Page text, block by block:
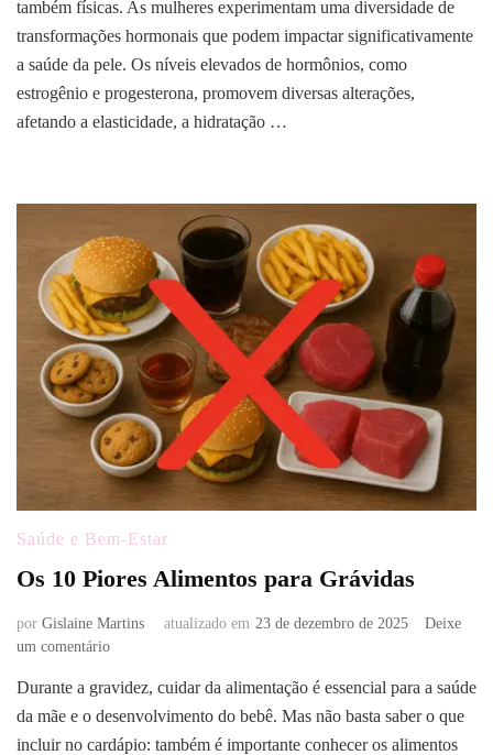
Gravidez:
Como
Prevenir
Estrias
Pele
Saudável
também físicas. As mulheres experimentam uma diversidade de
transformações hormonais que podem impactar significativamente
a saúde da pele. Os níveis elevados de hormônios, como
estrogênio e progesterona, promovem diversas alterações,
afetando a elasticidade, a hidratação …
Saúde e Bem-Estar
Os 10 Piores Alimentos para Grávidas
por Gislaine Martins atualizado em 23 de dezembro de 2025
Deixe
um comentárioem
10
Piores
Alimentos
Durante a gravidez, cuidar da alimentação é essencial para a saúde
da mãe e o desenvolvimento do bebê. Mas não basta saber o que
incluir no cardápio: também é importante conhecer os alimentos